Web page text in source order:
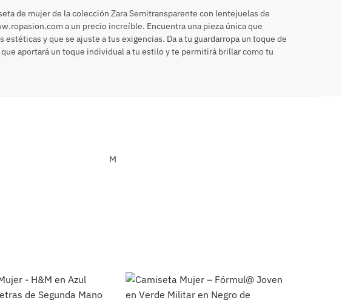
de mujer de la colección Zara Semitransparente con lentejuelas de
a un precio increíble. Encuentra una pieza única que
estéticas y que se ajuste a tus exigencias. Da a tu guardarropa un toque de
aportará un toque individual a tu estilo y te permitirá brillar como tu
M